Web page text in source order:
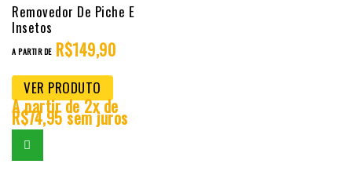
out
Removedor De Piche E
Insetos
A PARTIR DE R$149,90
VER PRODUTO
A partir de 2x de
R$74,95 sem juros